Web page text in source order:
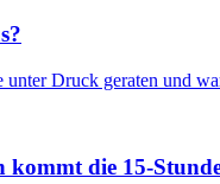
Druck geraten und
die 15-